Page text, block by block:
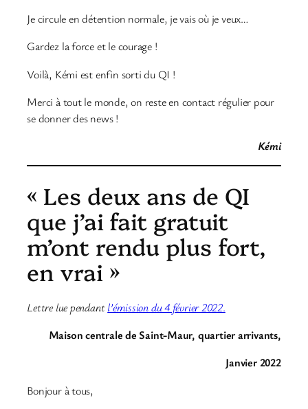
Je circule en détention normale, je vais où je veux…
Gardez la force et le courage !
Voilà, Kémi est enfin sorti du QI !
Merci à tout le monde, on reste en contact régulier pour
se donner des news !
Kémi
« Les deux ans de QI
que j’ai fait gratuit
m’ont rendu plus fort,
en vrai »
Lettre lue pendantl’émission du 4 février 2022.
Maison centrale de Saint-Maur, quartier arrivants,
Janvier 2022
Bonjour à tous,